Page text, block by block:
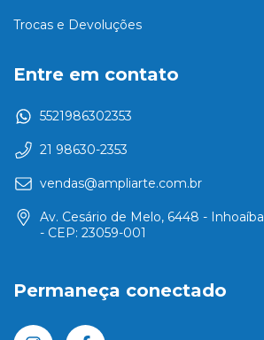
Trocas e Devoluções
Entre em contato
5521986302353
21 98630-2353
vendas@ampliarte.com.br
Av. Cesário de Melo, 6448 -
- CEP: 23059-001
Permaneça conectado